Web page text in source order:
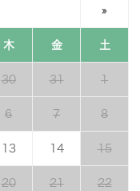
»
木 金 土
30 31 1
6 7 8
13 14 15
20 21 22